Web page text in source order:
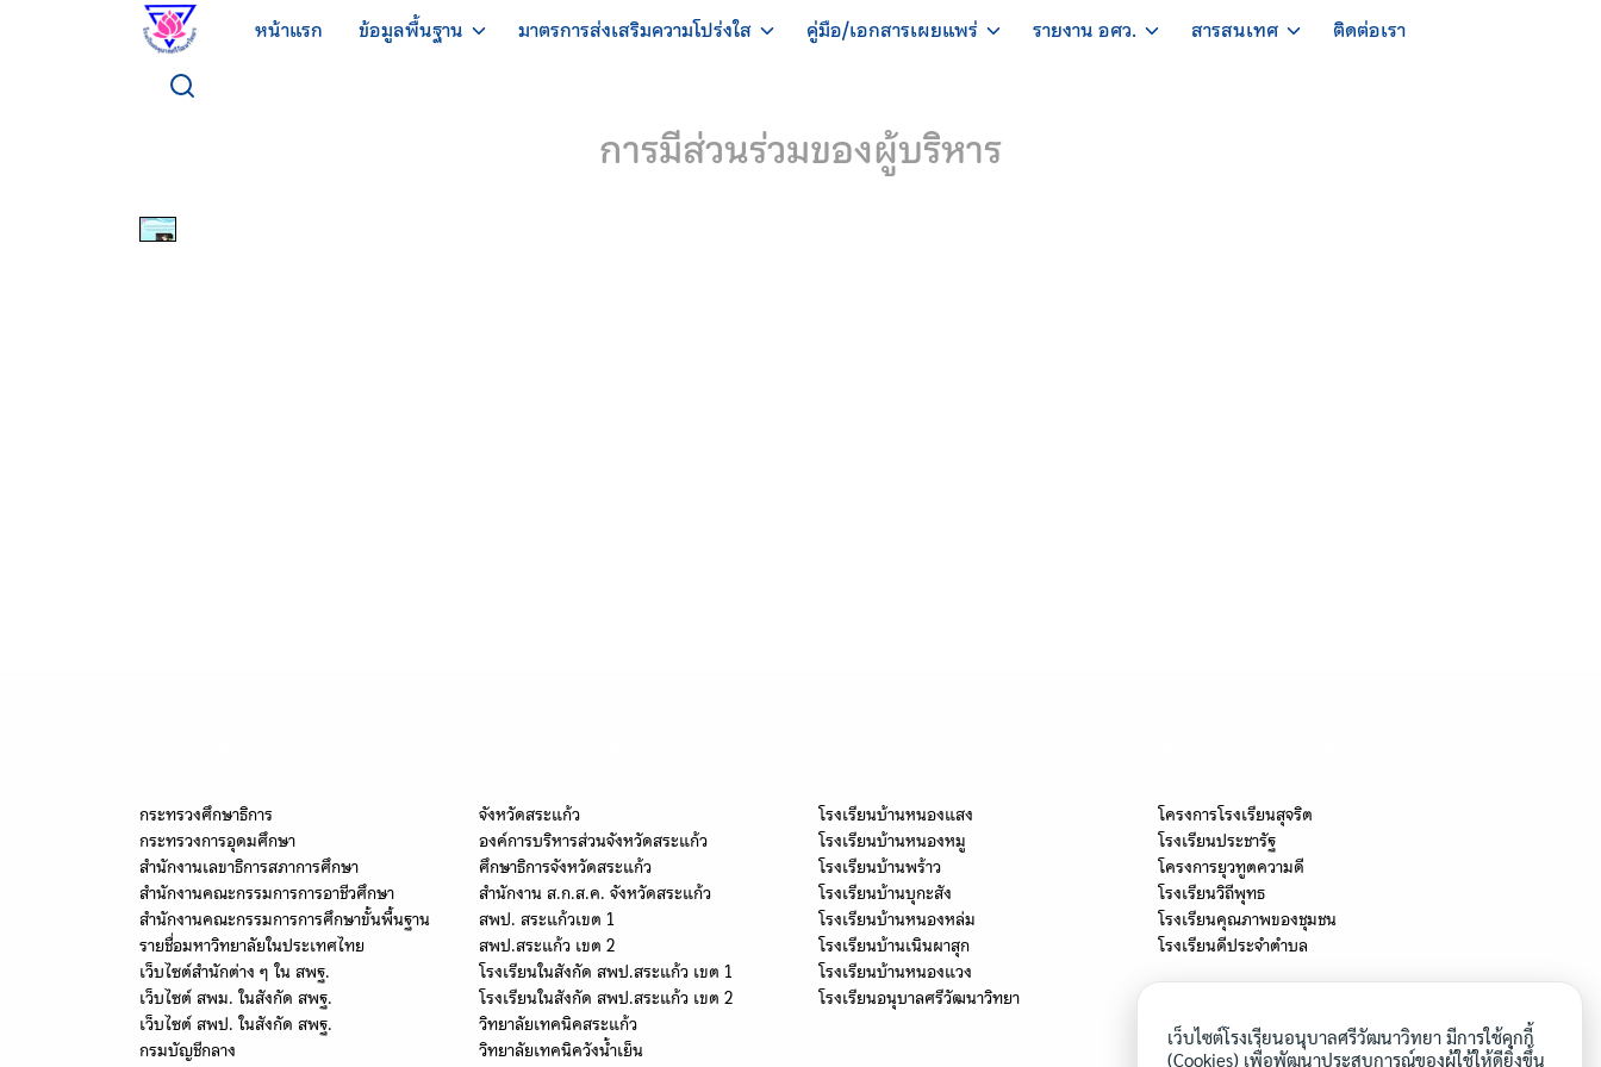
หน้าแรก ข้อมูลพื้นฐาน มาตรการส่งเสริมความโปร่งใส คู่มือ/เอกสารเผยแพร่ รายงาน อศว. สารสนเทศ ติดต่อเรา
การมีส่วนร่วมของผู้บริหาร
กระทรวงศึกษาธิการ
กระทรวงการอุดมศึกษา
สำนักงานเลขาธิการสภาการศึกษา
สำนักงานคณะกรรมการการอาชีวศึกษา
สำนักงานคณะกรรมการการศึกษาขั้นพื้นฐาน
รายชื่อมหาวิทยาลัยในประเทศไทย
เว็บไซต์สำนักต่าง ๆ ใน สพฐ.
เว็บไซต์ สพม. ในสังกัด สพฐ.
เว็บไซต์ สพป. ในสังกัด สพฐ.
กรมบัญชีกลาง
จังหวัดสระแก้ว
องค์การบริหารส่วนจังหวัดสระแก้ว
ศึกษาธิการจังหวัดสระแก้ว
สำนักงาน ส.ก.ส.ค. จังหวัดสระแก้ว
สพป. สระแก้วเขต 1
สพป.สระแก้ว เขต 2
โรงเรียนในสังกัด สพป.สระแก้ว เขต 1
โรงเรียนในสังกัด สพป.สระแก้ว เขต 2
วิทยาลัยเทคนิคสระแก้ว
วิทยาลัยเทคนิควังน้ำเย็น
โรงเรียนบ้านหนองแสง
โรงเรียนบ้านหนองหมู
โรงเรียนบ้านพร้าว
โรงเรียนบ้านบุกะสัง
โรงเรียนบ้านหนองหล่ม
โรงเรียนบ้านเนินผาสุก
โรงเรียนบ้านหนองแวง
โรงเรียนอนุบาลศรีวัฒนาวิทยา
โครงการโรงเรียนสุจริต
โรงเรียนประชารัฐ
โครงการยุวทูตความดี
โรงเรียนวิถีพุทธ
โรงเรียนคุณภาพของชุมชน
โรงเรียนดีประจำตำบล
เว็บไซต์โรงเรียนอนุบาลศรีวัฒนาวิทยา มีการใช้คุกกี้
(Cookies) เพื่อพัฒนาประสบการณ์ของผู้ใช้ให้ดียิ่งขึ้น